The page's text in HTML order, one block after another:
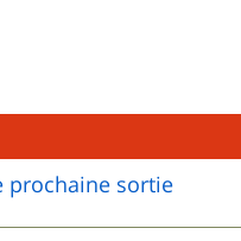
prochaine sortie